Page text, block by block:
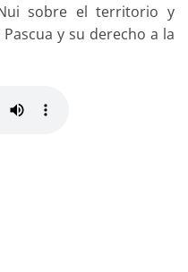
sobre el territorio y
y su derecho a la